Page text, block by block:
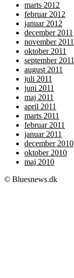
marts 2012
februar 2012
januar 2012
december 2011
november 2011
oktober 2011
september 2011
august 2011
juli 2011
juni 2011
maj 2011
april 2011
marts 2011
februar 2011
januar 2011
december 2010
oktober 2010
maj 2010
© Bluesnews.dk